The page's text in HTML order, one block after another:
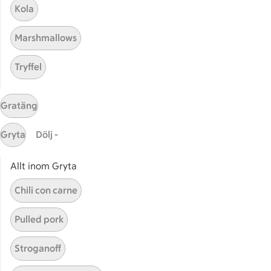
Bli stammis
Stammis Student
Stammis Husdjur
Partnererbjudanden
Våra ICA-kort
ICA
ICAs egna varor
ICA Gruppen
ICA Nära
ICA Supermarket
ICA Kvantum
ICA Maxi
Utvalda leverantörer
Annonsera
Jobba på ICA
Kola
Marshmallows
Tryffel
Gratäng
Gryta Dölj -
Allt inom Gryta
Chili con carne
Pulled pork
Stroganoff